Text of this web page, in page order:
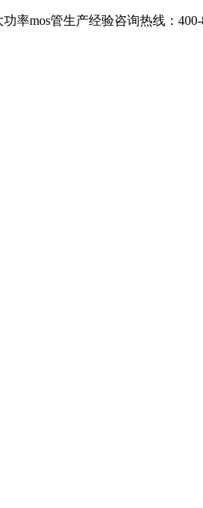
率mos管生产经验咨询热线：400-